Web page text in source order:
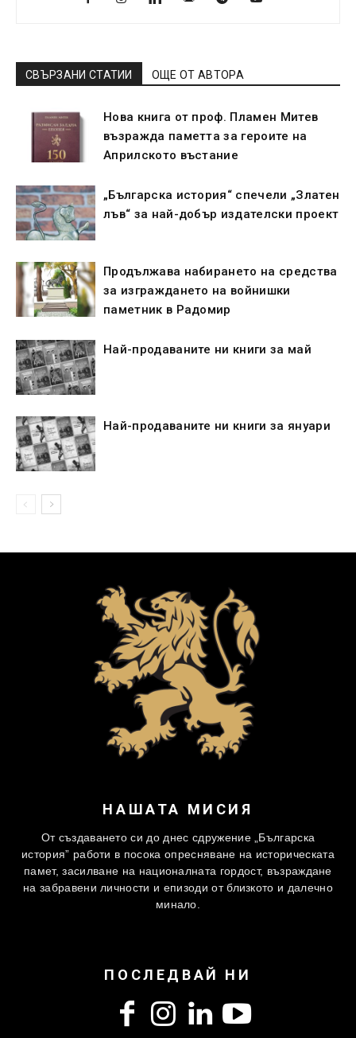
СВЪРЗАНИ СТАТИИ ОЩЕ ОТ АВТОРА
Нова книга от проф. Пламен Митев
възражда паметта за героите на
Априлското въстание
„Българска история“ спечели „Златен
лъв“ за най-добър издателски проект
Продължава набирането на средства
за изграждането на войнишки
паметник в Радомир
Най-продаваните ни книги за май
Най-продаваните ни книги за януари
НАШАТА МИСИЯ
От създаването си до днес сдружение „Българска
история” работи в посока опресняване на историческата
памет, засилване на националната гордост, възраждане
на забравени личности и епизоди от близкото и далечно
минало.
ПОСЛЕДВАЙ НИ